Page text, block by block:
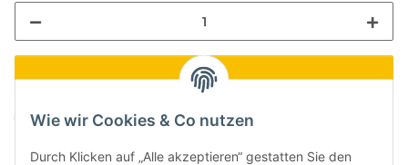
Wie wir Cookies & Co nutzen
Durch Klicken auf „Alle akzeptieren“ gestatten Sie den
Loading... Komponenten werden geladen ...